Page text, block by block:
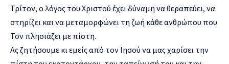
Τρίτον, ο λόγος του Χριστού έχει δύναμη να θεραπεύει, να
στηρίζει και να μεταμορφώνει τη ζωή κάθε ανθρώπου που
Τον πλησιάζει με πίστη.
Ας ζητήσουμε κι εμείς από τον Ιησού να μας χαρίσει την